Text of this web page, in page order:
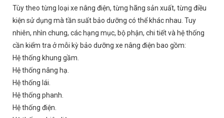
Tùy theo từng loại xe nâng điện, từng hãng sản xuất, từng điều
kiện sử dụng mà tần suất bảo dưỡng có thể khác nhau. Tuy
nhiên, nhìn chung, các hạng mục, bộ phận, chi tiết và hệ thống
cần kiểm tra ở mỗi kỳ bảo dưỡng xe nâng điện bao gồm:
Hệ thống khung gầm.
Hệ thống nâng hạ.
Hệ thống lái.
Hệ thống phanh.
Hệ thống điện.